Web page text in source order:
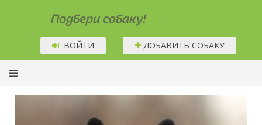
Подбери собаку!
ВОЙТИ ДОБАВИТЬ СОБАКУ